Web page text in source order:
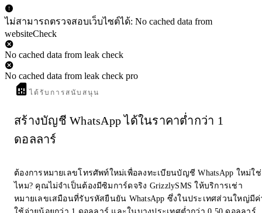
ไม่สามารถตรวจสอบเว็บไซต์ได้: No cached data from
websiteCheck
No cached data from leak check
No cached data from leak check pro
ได้รับการสนับสนุน
สร้างบัญชี WhatsApp ได้ในราคาต่ำกว่า 1
ดอลลาร์
ต้องการหมายเลขโทรศัพท์ใหม่เพื่อลงทะเบียนบัญชี WhatsApp ใหม่ใช่
ไหม? คุณไม่จำเป็นต้องมีซิมการ์ดจริง GrizzlySMS ให้บริการเช่า
หมายเลขเสมือนที่รับรหัสยืนยัน WhatsApp ซึ่งในประเทศส่วนใหญ่มีค่